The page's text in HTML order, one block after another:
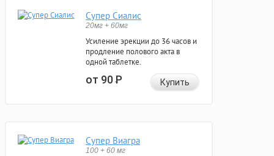
Супер Сиалис
20мг + 60мг
Усиление эрекции до 36 часов и
продление полового акта в
одной таблетке.
от 90Р Купить
Супер Виагра
100 + 60 мг